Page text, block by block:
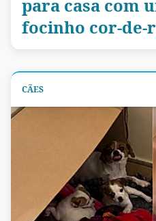
para casa com
focinho cor-de-
CÃES